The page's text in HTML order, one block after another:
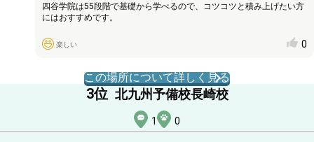
四谷学院は55段階で基礎から学べるので、コツコツと積み上げたい方
にはおすすめです。
楽しい 0
この場所について詳しく見る
3位 北九州予備校長崎校
1 0